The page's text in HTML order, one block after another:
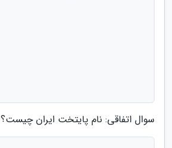
سوال اتفاقی: نام پایتخت ایران چیست؟